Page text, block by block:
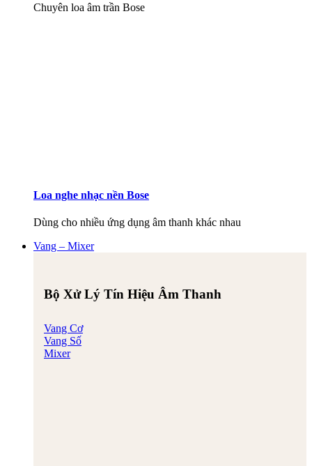
Chuyên loa âm trần Bose
Loa nghe nhạc nền Bose
Dùng cho nhiều ứng dụng âm thanh khác nhau
Vang – Mixer
Bộ Xử Lý Tín Hiệu Âm Thanh
Vang Cơ
Vang Số
Mixer